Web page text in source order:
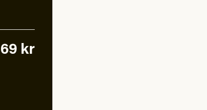
69 kr